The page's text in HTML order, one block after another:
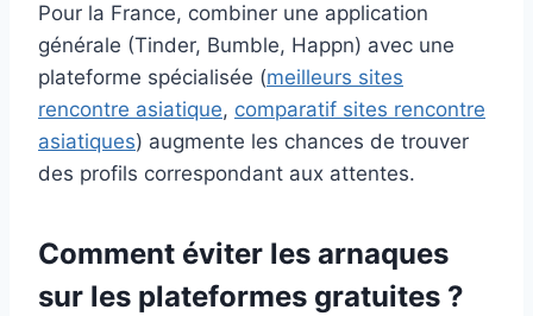
Pour la France, combiner une application
générale (Tinder, Bumble, Happn) avec une
plateforme spécialisée (meilleurs sites
rencontre asiatique, comparatif sites rencontre
asiatiques) augmente les chances de trouver
des profils correspondant aux attentes.
Comment éviter les arnaques
sur les plateformes gratuites ?